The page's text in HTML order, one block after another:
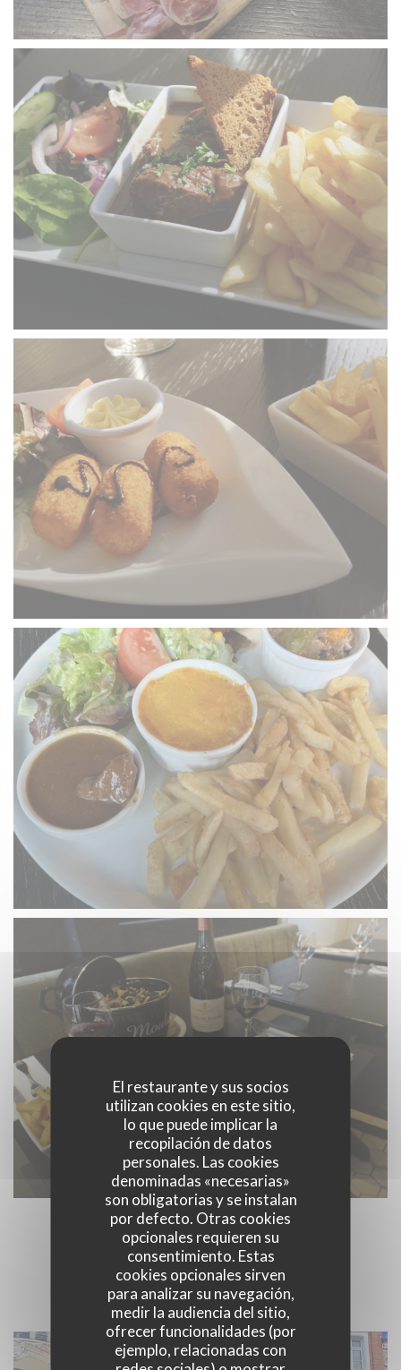
El restaurante y sus socios
utilizan cookies en este sitio,
lo que puede implicar la
recopilación de datos
personales. Las cookies
denominadas «necesarias»
son obligatorias y se instalan
por defecto. Otras cookies
opcionales requieren su
consentimiento. Estas
cookies opcionales sirven
para analizar su navegación,
medir la audiencia del sitio,
ofrecer funcionalidades (por
ejemplo, relacionadas con
LA HOUBLONNIERE